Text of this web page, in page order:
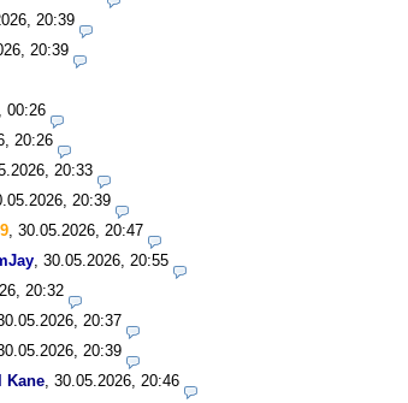
20:39
20:39
00:26
20:26
20:33
20:39
30.05.2026, 20:47
30.05.2026, 20:55
20:32
20:37
20:39
Kane 30.05.2026, 20:46